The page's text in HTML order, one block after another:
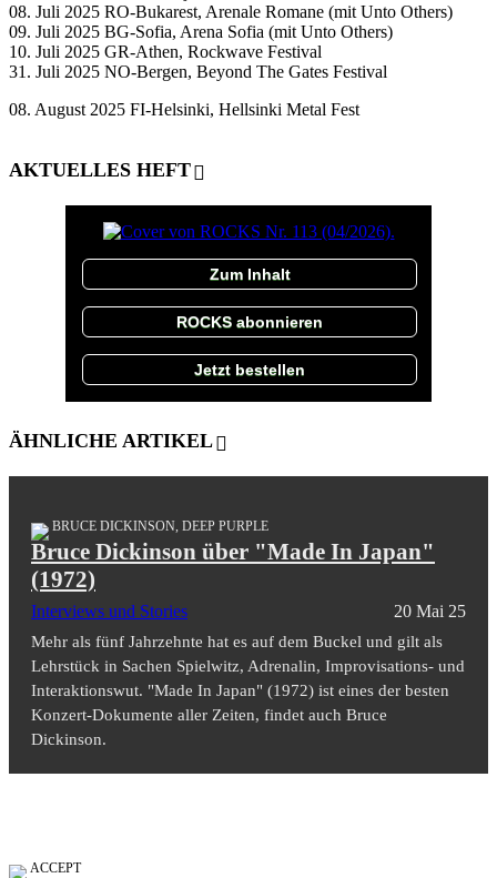
08. Juli 2025 RO-Bukarest, Arenale Romane (mit Unto Others)
09. Juli 2025 BG-Sofia, Arena Sofia (mit Unto Others)
10. Juli 2025 GR-Athen, Rockwave Festival
31. Juli 2025 NO-Bergen, Beyond The Gates Festival
08. August 2025 FI-Helsinki, Hellsinki Metal Fest
AKTUELLES HEFT
Zum Inhalt
ROCKS abonnieren
Jetzt bestellen
ÄHNLICHE ARTIKEL
BRUCE DICKINSON, DEEP PURPLE
Bruce Dickinson über "Made In Japan"
(1972)
Interviews und Stories 20 Mai 25
Mehr als fünf Jahrzehnte hat es auf dem Buckel und gilt als
Lehrstück in Sachen Spielwitz, Adrenalin, Improvisations- und
Interaktionswut. "Made In Japan" (1972) ist eines der besten
Konzert-Dokumente aller Zeiten, findet auch Bruce
Dickinson.
ACCEPT